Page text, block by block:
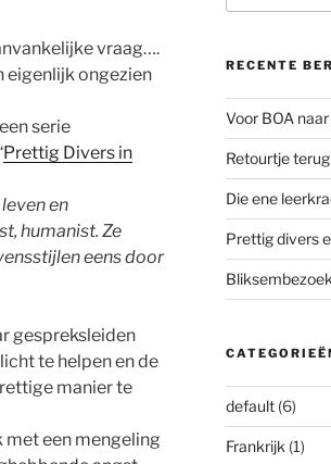
vraag….
eigenlijk ongezien
serie
Prettig Divers in
en
humanist. Ze
eens door
gespreksleiden
te helpen en de
manier te
een mengeling
RECENTE
Voor BOA
Retourtje
Die ene
Prettig divers
default(6)
Frankrijk (1)